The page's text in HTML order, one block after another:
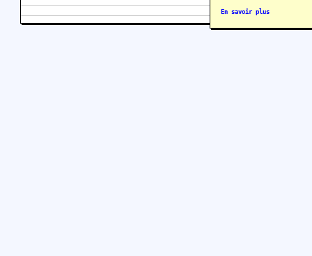
En savoir plus